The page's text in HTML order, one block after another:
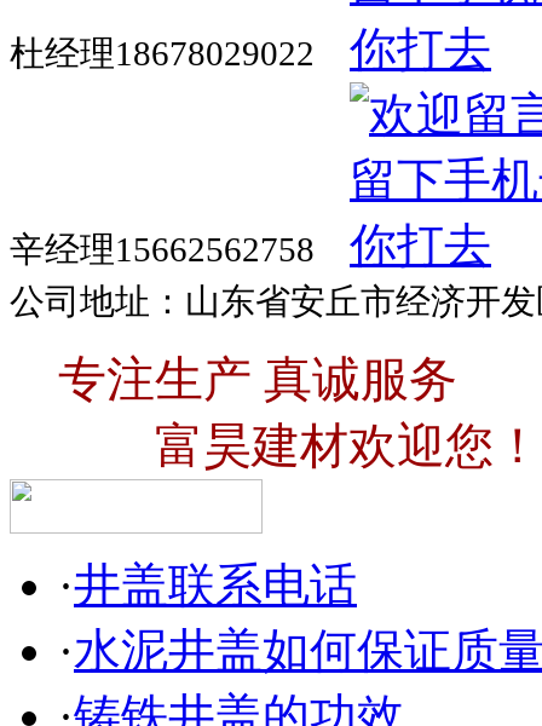
杜经理18678029022
辛经理15662562758
公司地址：山东省安丘市经济开
专注生产 真诚服务
富昊建材欢迎您！
·井盖联系电话
·水泥井盖如何保证质